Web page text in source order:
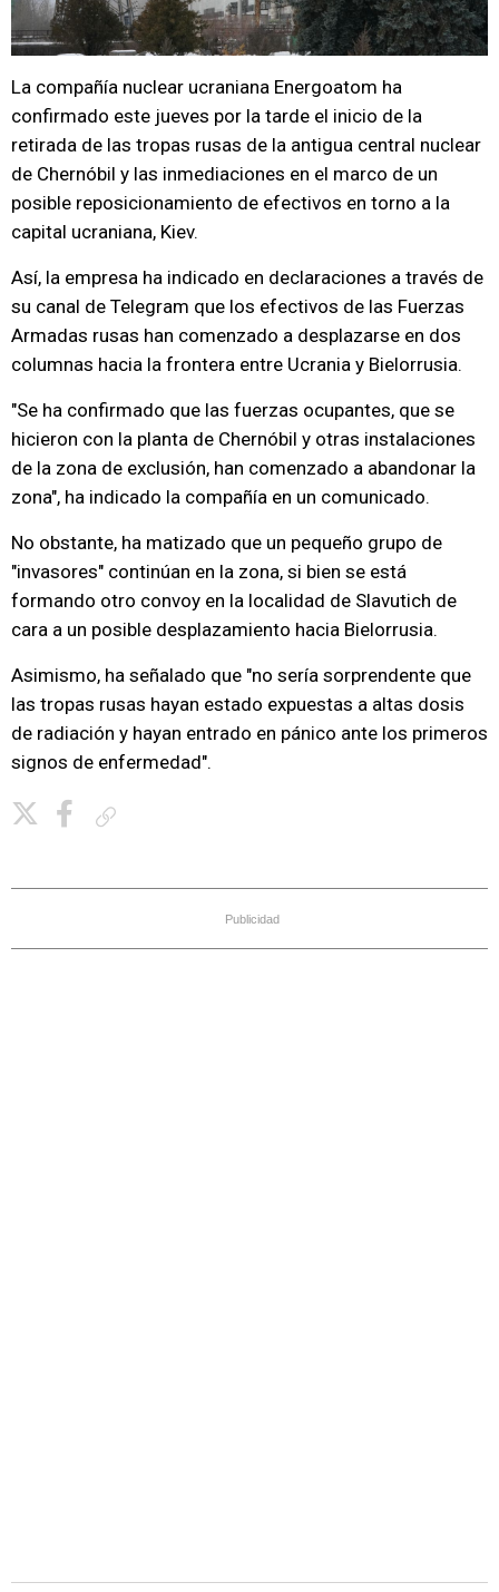
La compañía nuclear ucraniana Energoatom ha
confirmado este jueves por la tarde el inicio de la
retirada de las tropas rusas de la antigua central nuclear
de Chernóbil y las inmediaciones en el marco de un
posible reposicionamiento de efectivos en torno a la
capital ucraniana, Kiev.
Así, la empresa ha indicado en declaraciones a través de
su canal de Telegram que los efectivos de las Fuerzas
Armadas rusas han comenzado a desplazarse en dos
columnas hacia la frontera entre Ucrania y Bielorrusia.
"Se ha confirmado que las fuerzas ocupantes, que se
hicieron con la planta de Chernóbil y otras instalaciones
de la zona de exclusión, han comenzado a abandonar la
zona", ha indicado la compañía en un comunicado.
No obstante, ha matizado que un pequeño grupo de
"invasores" continúan en la zona, si bien se está
formando otro convoy en la localidad de Slavutich de
cara a un posible desplazamiento hacia Bielorrusia.
Asimismo, ha señalado que "no sería sorprendente que
las tropas rusas hayan estado expuestas a altas dosis
de radiación y hayan entrado en pánico ante los primeros
signos de enfermedad".
Publicidad